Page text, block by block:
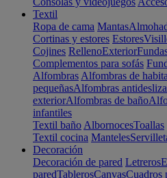
Textil
Ropa de cama Mantas
Cortinas y estores Estores
Cojines RellenoExterior
Complementos para sofás
Alfombras Alfombras de
pequeñasAlfombras
exteriorAlfombras de baño
infantiles
Textil baño AlbornocesToallas
Textil cocina Manteles
Decoración
Decoración de pared Letreros
paredTablerosCanvasCuadros